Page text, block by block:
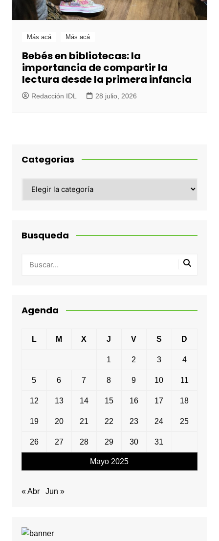
Más acá Más acá
Bebés en bibliotecas: la
importancia de compartir la
lectura desde la primera infancia
Redacción IDL 28 julio, 2026
Categorias
Busqueda
Agenda
Mayo 2025
L M X J V S D
1 2 3 4
5 6 7 8 9 10 11
12 13 14 15 16 17 18
19 20 21 22 23 24 25
26 27 28 29 30 31
« Abr Jun »